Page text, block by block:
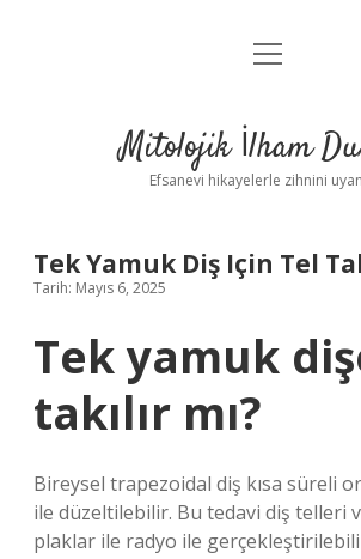
Anasayfa
Yasal Uyarı
menüyü
Mitolojik İlham
Efsanevi hikayelerle zihnini
Tek Yamuk Diş Için Tel
Tarih: Mayıs 6, 2025
Tek yamuk
takılır mı?
Bireysel trapezoidal diş kısa süreli
ile düzeltilebilir. Bu tedavi diş telleri
plaklar ile radyo ile